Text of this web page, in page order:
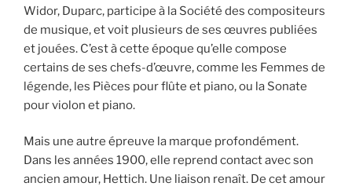
Widor, Duparc, participe à la Société des compositeurs
de musique, et voit plusieurs de ses œuvres publiées
et jouées. C’est à cette époque qu’elle compose
certains de ses chefs-d’œuvre, comme les Femmes de
légende, les Pièces pour flûte et piano, ou la Sonate
pour violon et piano.
Mais une autre épreuve la marque profondément.
Dans les années 1900, elle reprend contact avec son
ancien amour, Hettich. Une liaison renaît. De cet amour